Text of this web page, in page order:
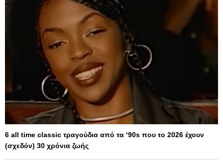
6 all time classic τραγούδια από τα ‘90s που το 2026 έχουν
(σχεδόν) 30 χρόνια ζωής